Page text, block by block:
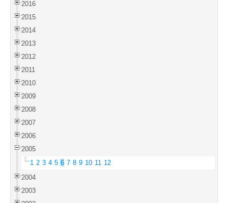
2016
2015
2014
2013
2012
2011
2010
2009
2008
2007
2006
2005
1 2 3 4 5 6 7 8 9 10 11 12
2004
2003